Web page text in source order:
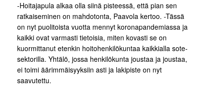
-Hoitajapula alkaa olla siinä pisteessä, että pian sen
ratkaiseminen on mahdotonta, Paavola kertoo. -Tässä
on nyt puolitoista vuotta mennyt koronapandemiassa ja
kaikki ovat varmasti tietoisia, miten kovasti se on
kuormittanut etenkin hoitohenkilökuntaa kaikkialla sote-
sektorilla. Yhtälö, jossa henkilökunta joustaa ja joustaa,
ei toimi äärimmäisyyksiin asti ja lakipiste on nyt
saavutettu.